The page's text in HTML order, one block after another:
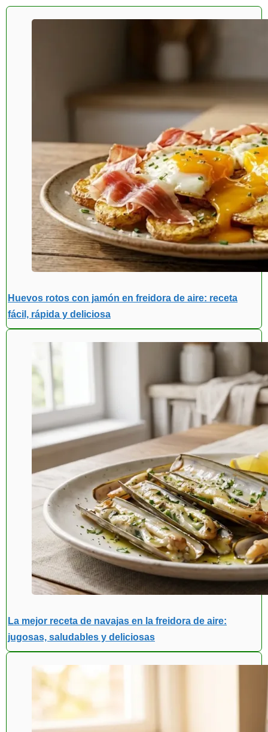
Huevos rotos con jamón en freidora de aire: receta
fácil, rápida y deliciosa
La mejor receta de navajas en la freidora de aire:
jugosas, saludables y deliciosas